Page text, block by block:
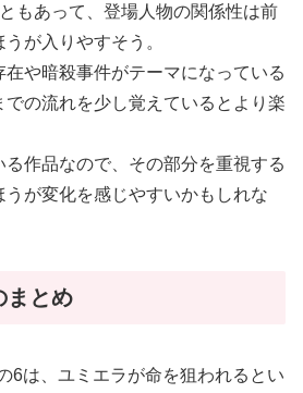
もあって、登場人物の関係性は前
が入りやすそう。
在や暗殺事件がテーマになっている
の流れを少し覚えているとより楽
作品なので、その部分を重視する
うが変化を感じやすいかもしれな
まとめ
6は、ユミエラが命を狙われるとい